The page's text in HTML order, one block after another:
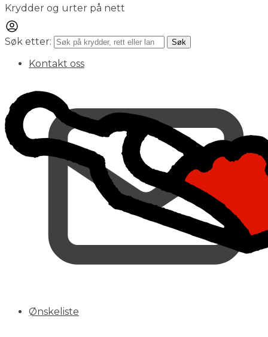
Krydder og urter på nett
Søk etter: Søk
Kontakt oss
Ønskeliste